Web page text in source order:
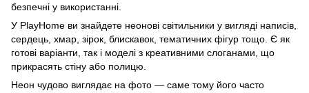
безпечні у використанні.
У PlayHome ви знайдете неонові світильники у вигляді написів,
сердець, хмар, зірок, блискавок, тематичних фігур тощо. Є як
готові варіанти, так і моделі з креативними слоганами, що
прикрасять стіну або полицю.
Неон чудово виглядає на фото — саме тому його часто